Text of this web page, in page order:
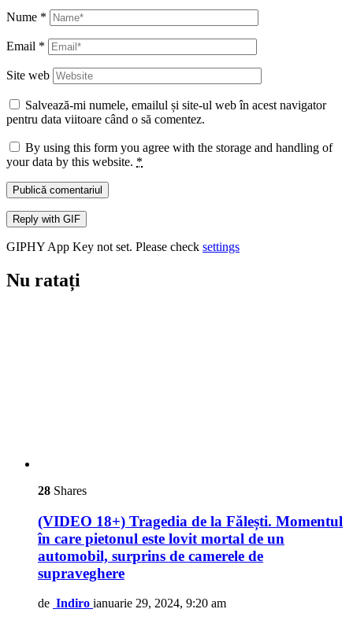
Nume *
Email *
Site web
Salvează-mi numele, emailul și site-ul web în acest navigator
pentru data viitoare când o să comentez.
By using this form you agree with the storage and handling of
your data by this website. *
Publică comentariul
Reply with GIF
GIPHY App Key not set. Please check settings
Nu ratați
28 Shares
(VIDEO 18+) Tragedia de la Fălești. Momentul
în care pietonul este lovit mortal de un
automobil, surprins de camerele de
supraveghere
de Indiro ianuarie 29, 2024, 9:20 am